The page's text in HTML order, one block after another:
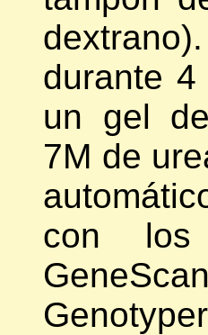
durante
un gel
7M de
con los